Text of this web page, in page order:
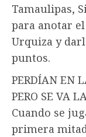
Tamaulipas,
para anotar
Urquiza y
puntos.
PERDÍAN EN
PERO SE VA
Cuando se
primera